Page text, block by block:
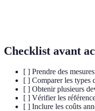
Checklist avant
[ ] Prendre des
[ ] Comparer les types
[ ] Obtenir plusieurs
[ ] Vérifier les
[ ] Inclure les coûts